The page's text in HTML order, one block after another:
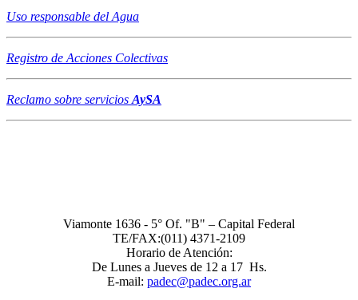
Uso responsable del Agua
Registro de Acciones Colectivas
Reclamo sobre servicios AySA
Viamonte 1636 - 5° Of. "B" – Capital Federal
TE/FAX:(011) 4371-2109
Horario de Atención:
De Lunes a Jueves de 12 a 17 Hs.
E-mail: padec@padec.org.ar